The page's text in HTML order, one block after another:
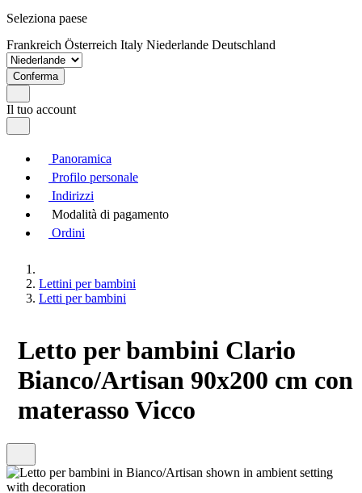
Seleziona paese
Frankreich Österreich Italy Niederlande Deutschland
Conferma
Il tuo account
Panoramica
Profilo personale
Indirizzi
Modalità di pagamento
Ordini
Lettini per bambini
Letti per bambini
Letto per bambini Clario
Bianco/Artisan 90x200 cm con
materasso Vicco